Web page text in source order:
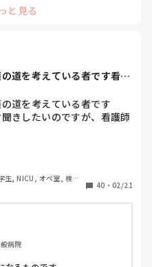
は本当に頭が上がりませ
たいです。よろしくお願い
ルしてます。そんなもんで
いうより、今学んでいるもの
月だけ病院で働き嫌になり
ゆっくりのんびり看護師やっ
ありません。病棟で働いてた
せんし。
院で働かないと看護師の意味
習先のせいでしたのなら、全
話を聞いて自分の中で整理し
す。主様が向いているかは文
も実習中徹夜するくらい患者
い勉強しているのは強みだと
と見る
道を考えている者です看護
道を考えている者です
きしたいのですが、看護師
ばよかったと思いますか？
て頂きたいです！
生, NICU, オペ室, 検
40 ・ 02/21
病院